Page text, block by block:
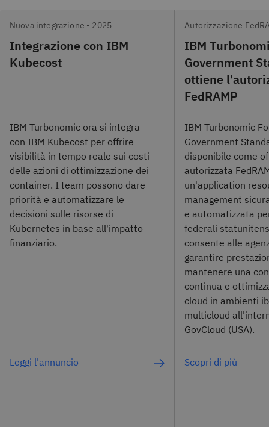
Nuova integrazione - 2025
Integrazione con IBM
Kubecost
IBM Turbonomic ora si integra
con IBM Kubecost per offrire
visibilità in tempo reale sui costi
delle azioni di ottimizzazione dei
container. I team possono dare
priorità e automatizzare le
decisioni sulle risorse di
Kubernetes in base all'impatto
finanziario.
Leggi l'annuncio
Autorizzazione
IBM
Government
ottiene
FedRAMP
IBM Turbonomic
Government
disponibile come
autorizzata
un'application
management
e automatizzata
federali
consente alle
garantire
mantenere una
continua e
cloud in ambienti
multicloud
GovCloud (USA).
Scopri di più